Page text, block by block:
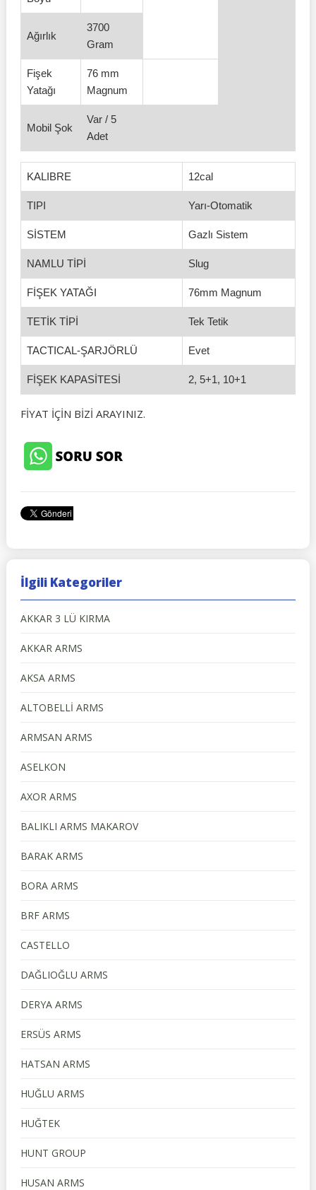
Ağırlık
3700
Gram
Fişek
Yatağı
76 mm
Magnum
Mobil Şok
Var / 5
Adet
KALIBRE 12cal
TIPI Yarı-Otomatik
SİSTEM Gazlı Sistem
NAMLU TİPİ Slug
FİŞEK YATAĞI 76mm Magnum
TETİK TİPİ Tek Tetik
TACTICAL-ŞARJÖRLÜ Evet
FİŞEK KAPASİTESİ 2, 5+1, 10+1
FİYAT İÇİN BİZİ ARAYINIZ.
İlgili Kategoriler
AKKAR 3 LÜ KIRMA
AKKAR ARMS
AKSA ARMS
ALTOBELLİ ARMS
ARMSAN ARMS
ASELKON
AXOR ARMS
BALIKLI ARMS MAKAROV
BARAK ARMS
BORA ARMS
BRF ARMS
CASTELLO
DAĞLIOĞLU ARMS
DERYA ARMS
ERSÜS ARMS
HATSAN ARMS
HUĞLU ARMS
HUĞTEK
HUNT GROUP
HUSAN ARMS